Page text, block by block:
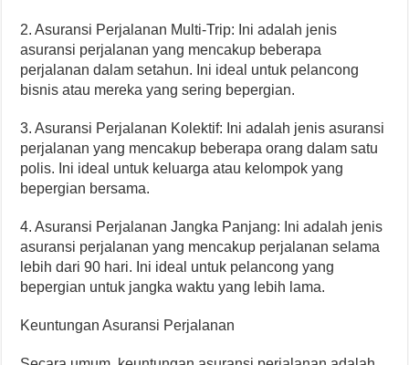
2. Asuransi Perjalanan Multi-Trip: Ini adalah jenis
asuransi perjalanan yang mencakup beberapa
perjalanan dalam setahun. Ini ideal untuk pelancong
bisnis atau mereka yang sering bepergian.
3. Asuransi Perjalanan Kolektif: Ini adalah jenis asuransi
perjalanan yang mencakup beberapa orang dalam satu
polis. Ini ideal untuk keluarga atau kelompok yang
bepergian bersama.
4. Asuransi Perjalanan Jangka Panjang: Ini adalah jenis
asuransi perjalanan yang mencakup perjalanan selama
lebih dari 90 hari. Ini ideal untuk pelancong yang
bepergian untuk jangka waktu yang lebih lama.
Keuntungan Asuransi Perjalanan